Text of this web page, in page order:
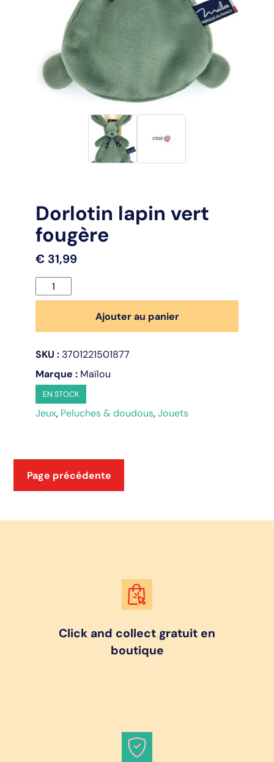
Dorlotin lapin vert
fougère
€ 31,99
quantité
de
fougère
Ajouter au panier
SKU : 3701221501877
Marque : Maïlou
EN STOCK
Jeux, Peluches & doudous,Jouets
Page précédente
Click and collect gratuit en
boutique